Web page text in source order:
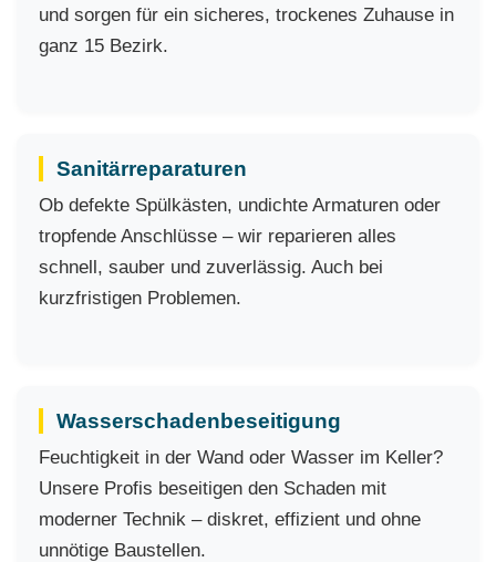
und sorgen für ein sicheres, trockenes Zuhause in
ganz 15 Bezirk.
Sanitärreparaturen
Ob defekte Spülkästen, undichte Armaturen oder
tropfende Anschlüsse – wir reparieren alles
schnell, sauber und zuverlässig. Auch bei
kurzfristigen Problemen.
Wasserschadenbeseitigung
Feuchtigkeit in der Wand oder Wasser im Keller?
Unsere Profis beseitigen den Schaden mit
moderner Technik – diskret, effizient und ohne
unnötige Baustellen.